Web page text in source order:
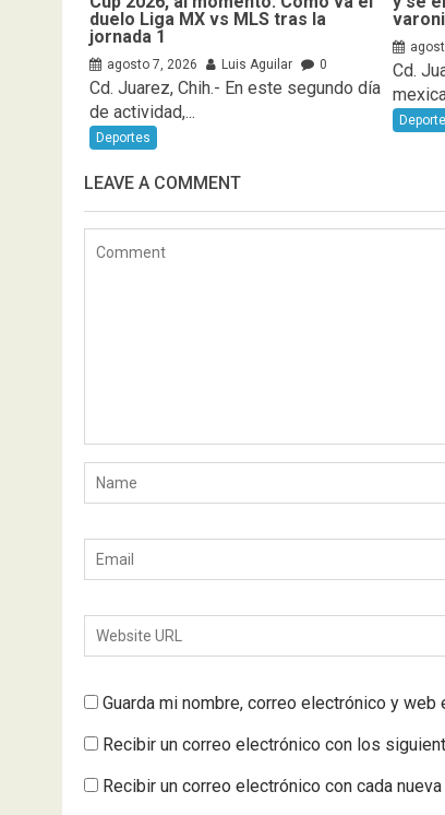
duelo Liga MX vs MLS tras la
jornada 1
agosto 7, 2026 Luis Aguilar 0
Cd. Juarez, Chih.- En este segundo día
de actividad,...
Deportes
Cd.
LEAVE A COMMENT
Guarda mi nombre, correo electrónico y
Recibir un correo electrónico con los
Recibir un correo electrónico con cada nueva